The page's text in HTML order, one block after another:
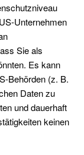
Unternehmen
Sie als
Es kann
Behörden (z. B.
Daten zu
und dauerhaft
keinen